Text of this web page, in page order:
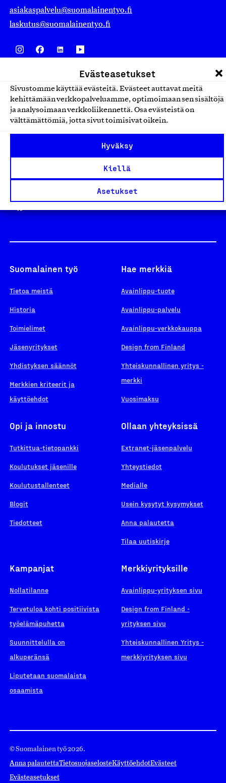
Evästeasetukset
Sivustomme käyttää evästeitä. Evästeet auttavat meitä
kehittämään verkkopalveluamme, optimoimaan sen sisältöjä
ja analysoimaan verkkoliikennettä. Osa evästeistä on
välttämättömiä, jotta sivut toimisivat oikein.
Hyväksy
Kiellä
Asetukset
asiakaspalvelu@suomalainentyo.fi
laskutus@suomalainentyo.fi
Yhteiskunnallinen Yritys -merkki
Suomalainen työ
Tietoa meistä
Historia
Toimielimet
Jäsenyritykset
Yhdistyksen säännöt
Merkkien kriteerit ja
käyttöehdot
Hae merkkiä
Avainlippu-tuote
Avainlippu-palvelu
Avainlippu-verkkokauppa
Design from Finland
Yhteiskunnallinen yritys -
merkki
Vuosimaksu
Opi ja innostu
Tutkittua-tietopankki
Koulutukset jäsenille
Koulutustallenteet
Blogit
Tiedotteet
Ollaan yhteyksissä
Extranet-jäsenpalvelu
Yhteystiedot
Medialle
Usein kysytyt kysymykset
Anna palautetta
Tilaa uutiskirje
Kampanjat
Nollatilanne
Tervetuloa kohti positiivista
työelämäpuhetta
Suunnittelulla on
alkuperänsä
Liputetaan suomalaista
osaamista
Merkkiyrityksille
Avainlippu-yrityksen sivu
Design from Finland -
yrityksen sivu
Yhteiskunnallinen Yritys -
merkkiyrityksen sivu
© Suomalainen työ 2026.
Anna palautettaTietosuojaselosteKäyttöehdotEvästeet
Evästeasetukset